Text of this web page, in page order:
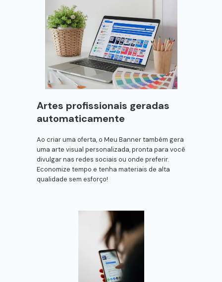
Artes profissionais geradas
automaticamente
Ao criar uma oferta, o Meu Banner também gera
uma arte visual personalizada, pronta para você
divulgar nas redes sociais ou onde preferir.
Economize tempo e tenha materiais de alta
qualidade sem esforço!